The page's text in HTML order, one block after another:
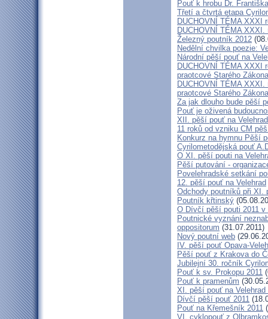
Pouť k hrobu Dr.
Třetí a čtvrtá etapa
DUCHOVNÍ TÉMA XXXI
DUCHOVNÍ TÉMA
Železný poutník 2012
Nedělní chvilka poezie:
Národní pěší pouť na
DUCHOVNÍ TÉMA XXXI
praotcové Starého Zákona
DUCHOVNÍ TÉMA
praotcové Starého Zákona
Za jak dlouho bude pěší
Pouť je oživená
XII. pěší pouť na
11 roků od vzniku CM
Konkurz na hymnu Pěší
Cyrilometodějská pouť
O XI. pěší pouti na
Pěší putování -
Povelehradské setkání
12. pěší pouť na Velehrad
Odchody poutníků při XI.
Poutník křtinský
O Dívčí pěší pouti 2011 v
Poutnické vyznání
oppositorum (31.07.2011)
Nový poutní web
IV. pěší pouť Opava-
Pěší pouť z Krakova do
Jubilejní 30. ročník
Pouť k sv. Prokopu 2011
Pouť k pramenům
XI. pěší pouť na Velehrad
Dívčí pěší pouť 2011
Pouť na Křemešník 2011
VI. cyklopouť z